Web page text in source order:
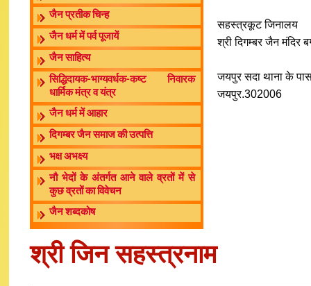
जैन प्रतीक चिन्ह
जैन धर्म में पर्व पूजायें
जैन साहित्य
सिद्धिदायक-भाग्यवर्धक-कष्ट निवारक
धार्मिक मंत्र व यंत्र
जैन धर्म में आहार
दिगम्बर जैन समाज की उत्पत्ति
भक्ष अभक्ष्य
नौ भेदों के अंतर्गत आने वाले व्रतों में से
कुछ व्रतों का विवेचन
जैन शब्दकोष
सहस्त्रकूट जिनालय
श्री दिगम्बर जैन मंदिर
जयपुर सदा थाना के
जयपुर.302006
श्री जिन सहस्त्रनाम